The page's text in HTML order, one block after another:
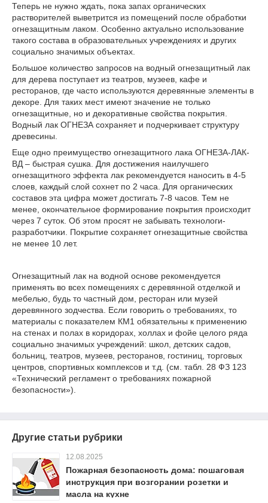
Теперь не нужно ждать, пока запах органических
растворителей выветрится из помещений после обработки
огнезащитным лаком. Особенно актуально использование
такого состава в образовательных учреждениях и других
социально значимых объектах.
Большое количество запросов на водный огнезащитный лак
для дерева поступает из театров, музеев, кафе и
ресторанов, где часто используются деревянные элементы в
декоре. Для таких мест имеют значение не только
огнезащитные, но и декоративные свойства покрытия.
Водный лак ОГНЕЗА сохраняет и подчеркивает структуру
древесины.
Еще одно преимущество огнезащитного лака ОГНЕЗА-ЛАК-
ВД – быстрая сушка. Для достижения наилучшего
огнезащитного эффекта лак рекомендуется наносить в 4-5
слоев, каждый слой сохнет по 2 часа. Для органических
составов эта цифра может достигать 7-8 часов. Тем не
менее, окончательное формирование покрытия происходит
через 7 суток. Об этом просят не забывать технологи-
разработчики. Покрытие сохраняет огнезащитные свойства
не менее 10 лет.
Огнезащитный лак на водной основе рекомендуется
применять во всех помещениях с деревянной отделкой и
мебелью, будь то частный дом, ресторан или музей
деревянного зодчества. Если говорить о требованиях, то
материалы с показателем КМ1 обязательны к применению
на стенах и полах в коридорах, холлах и фойе целого ряда
социально значимых учреждений: школ, детских садов,
больниц, театров, музеев, ресторанов, гостиниц, торговых
центров, спортивных комплексов и т.д. (см. табл. 28 ФЗ 123
«Технический регламент о требованиях пожарной
безопасности»).
Другие статьи рубрики
12.08.2025
Пожарная безопасность дома: пошаговая
инструкция при возгорании розетки и
масла на кухне